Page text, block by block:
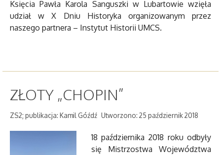
Księcia Pawła Karola Sanguszki w Lubartowie wzięła
udział w X Dniu Historyka organizowanym przez
naszego partnera – Instytut Historii UMCS.
ZŁOTY „CHOPIN”
ZS2; publikacja: Kamil Góźdź Utworzono: 25 październik 2018
18 października 2018 roku odbyły
się Mistrzostwa Województwa